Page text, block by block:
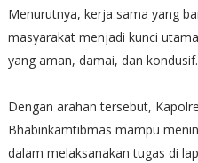
Menurutnya, kerja sama yang
masyarakat menjadi kunci
yang aman, damai, dan kondusif.
Dengan arahan tersebut,
Bhabinkamtibmas mampu
dalam melaksanakan tugas di